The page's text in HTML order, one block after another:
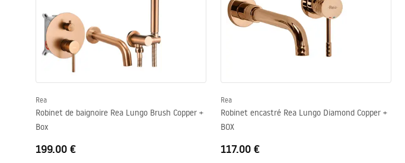
Rea
Robinet de baignoire Rea Lungo Brush Copper +
Box
199.00 €
Rea
Robinet encastré Rea Lungo Diamond Copper +
BOX
117.00 €